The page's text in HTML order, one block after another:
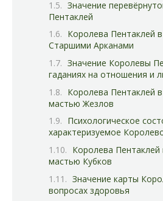
Значение
Пентаклей
Королева Пентаклей
Старшими Арканами
Значение Королевы
гаданиях на отношения и
Королева Пентаклей
мастью Жезлов
Психологическое
характеризуемое
Королева Пентаклей
мастью Кубков
Значение карты
вопросах здоровья